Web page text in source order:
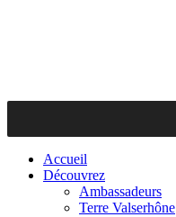
Accueil
Découvrez
Ambassadeurs
Terre Valserhône